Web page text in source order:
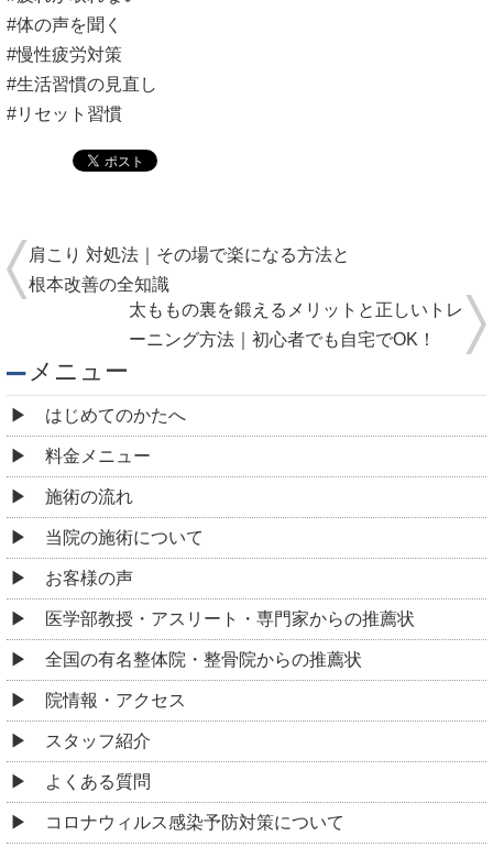
#体の声を聞く
#慢性疲労対策
#生活習慣の見直し
#リセット習慣
肩こり 対処法｜その場で楽になる方法と
根本改善の全知識
太ももの裏を鍛えるメリットと正しいトレ
ーニング方法｜初心者でも自宅でOK！
メニュー
はじめてのかたへ
料金メニュー
施術の流れ
当院の施術について
お客様の声
医学部教授・アスリート・専門家からの推薦状
全国の有名整体院・整骨院からの推薦状
院情報・アクセス
スタッフ紹介
よくある質問
コロナウィルス感染予防対策について